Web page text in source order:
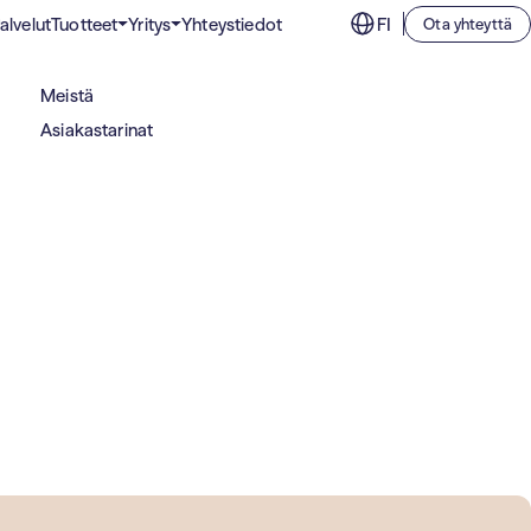
Tuotteet
Suodattimet tiloihin, joissa sisäilmalta vaaditaan
Yritys
Meistä
Asiakastarinat
Yhteystiedot FI Ota yhteyttä